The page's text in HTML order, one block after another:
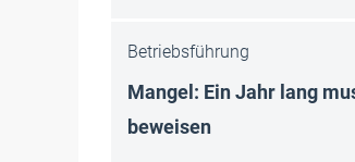
Betriebsführung
Mangel: Ein Jahr lang
beweisen